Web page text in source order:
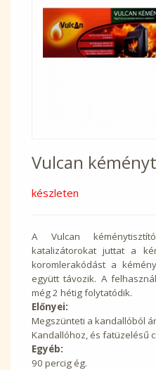
Vulcan
készleten
A Vulcan
katalizátorokat juttat a
koromlerakódást a
együtt távozik. A
még 2 hétig folytatódik.
Előnyei:
Megszünteti a kandallóból
Kandallóhoz, és fatüzelésű
Egyéb:
90 percig ég.